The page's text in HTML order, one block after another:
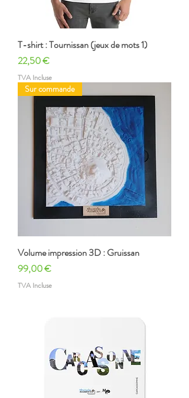
T-shirt : Tournissan (jeux de mots 1)
Prix
22,50 €
TVA Incluse
Sur commande
Volume impression 3D : Gruissan
Prix
99,00 €
TVA Incluse